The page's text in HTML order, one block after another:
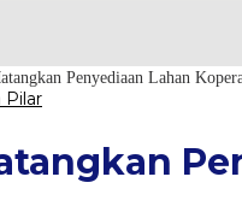
Penyediaan Lahan
Pilar